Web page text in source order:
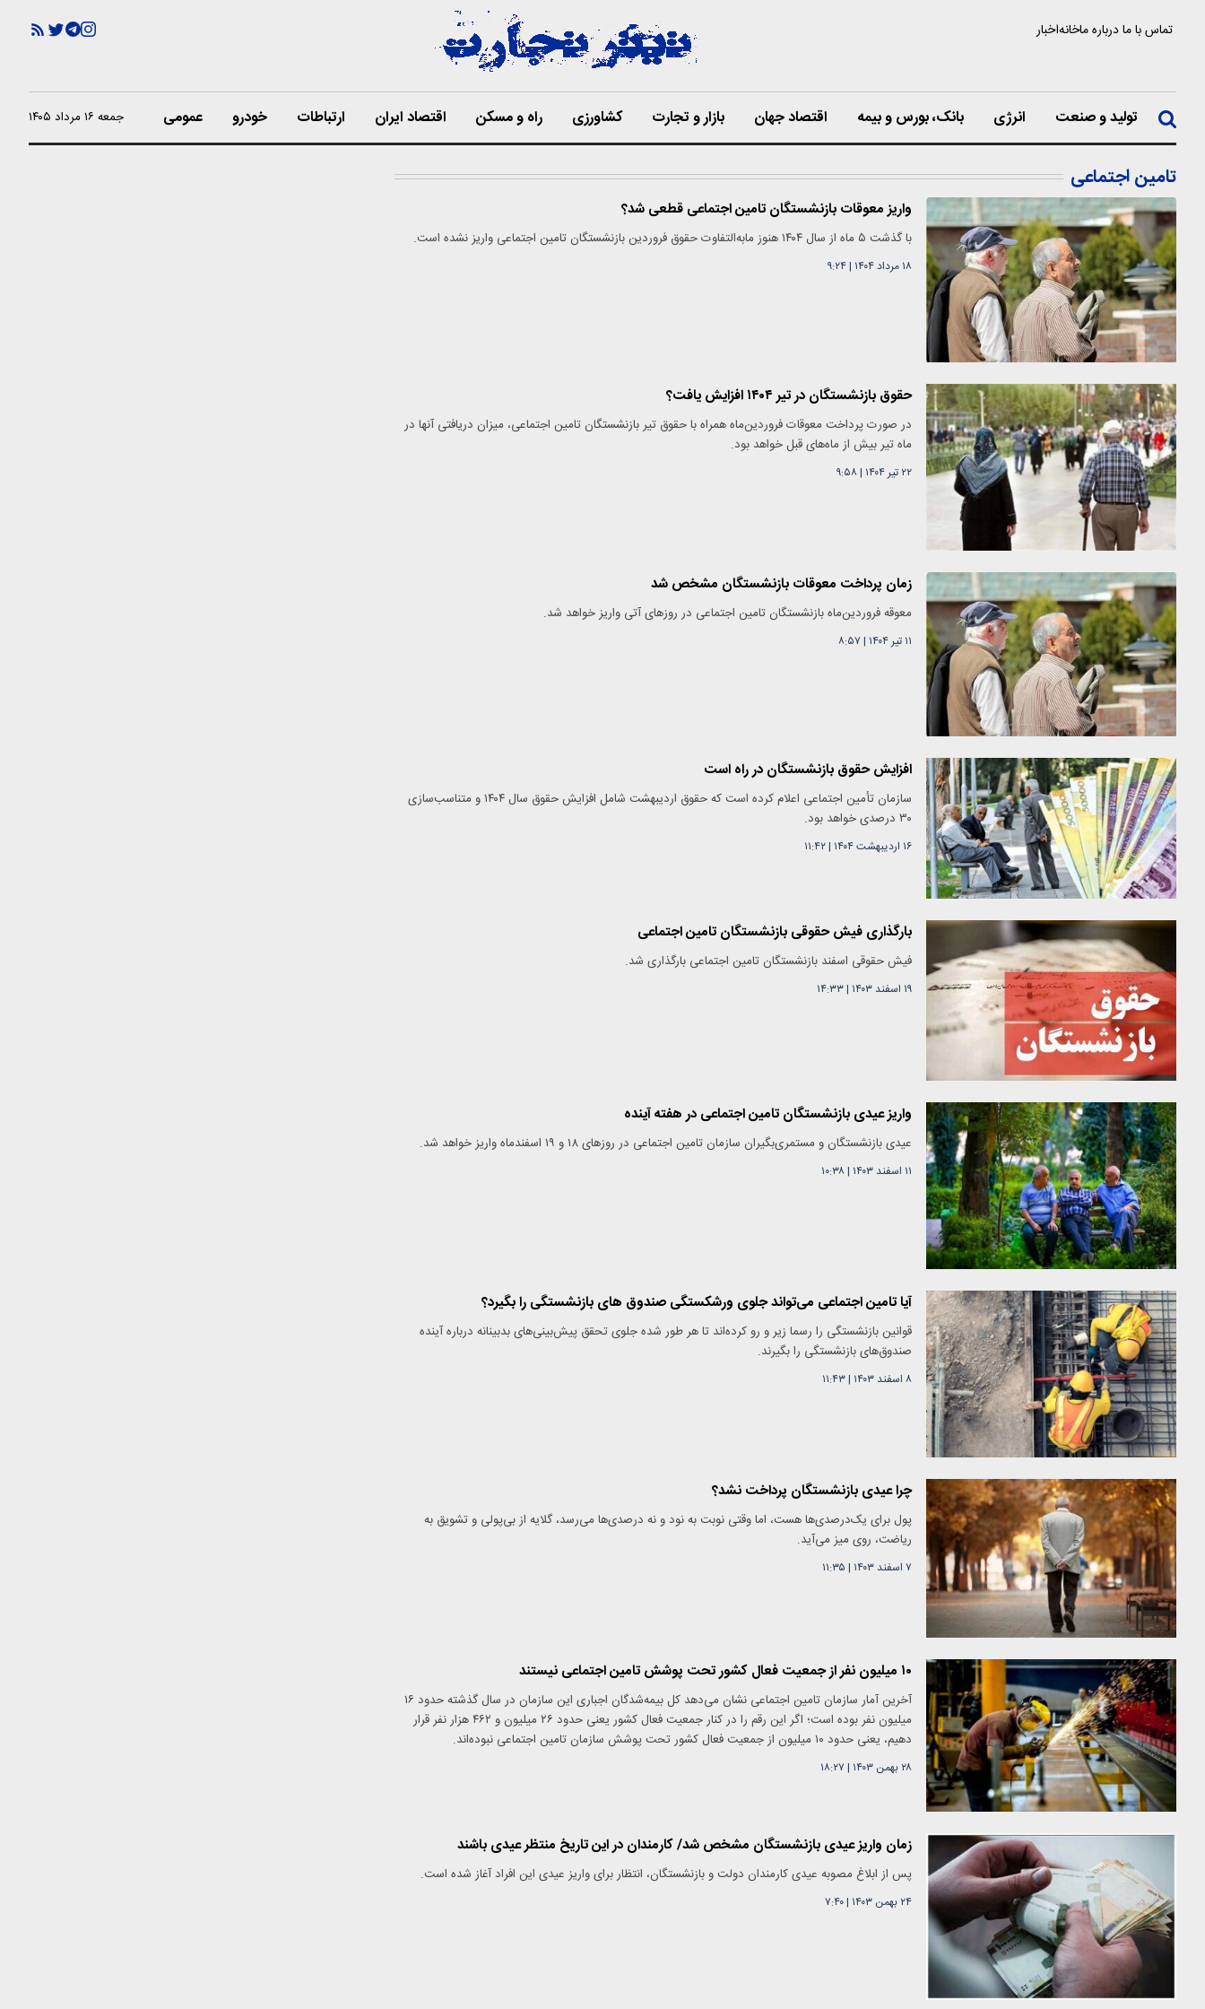
تماس با مادرباره ماخانهاخبار
تولید و صنعت انرژی بانک، بورس و بیمه اقتصاد جهان بازار و تجارت کشاورزی راه و مسکن اقتصاد ایران ارتباطات خودرو عمومی جمعه ۱۶ مرداد ۱۴۰۵
تامین اجتماعی
واریز معوقات بازنشستگان تامین اجتماعی قطعی شد؟
با گذشت ۵ ماه از سال ۱۴۰۴ هنوز مابه‌التفاوت حقوق فروردین بازنشستگان تامین اجتماعی واریز نشده است.
۱۸ مرداد ۱۴۰۴ |۹:۲۴
حقوق بازنشستگان در تیر ۱۴۰۴ افزایش یافت؟
در صورت پرداخت معوقات فروردین‌ماه همراه با حقوق تیر بازنشستگان تامین اجتماعی، میزان دریافتی آنها در
ماه تیر بیش از ماه‌های قبل خواهد بود.
۲۲ تیر ۱۴۰۴ |۹:۵۸
زمان پرداخت معوقات بازنشستگان مشخص شد
معوقه فروردین‌ماه بازنشستگان تامین اجتماعی در روزهای آتی واریز خواهد شد.
۱۱ تیر ۱۴۰۴ | ۸:۵۷
افزایش حقوق بازنشستگان در راه است
سازمان تأمین اجتماعی اعلام کرده است که حقوق اردیبهشت شامل افزایش حقوق سال ۱۴۰۴ و متناسب‌سازی
۳۰ درصدی خواهد بود.
۱۶ اردیبهشت ۱۴۰۴ |۱۱:۴۲
بارگذاری فیش حقوقی بازنشستگان تامین‌ اجتماعی
فیش حقوقی اسفند بازنشستگان تامین اجتماعی بارگذاری شد.
۱۹ اسفند ۱۴۰۳ |۱۴:۳۳
واریز عیدی بازنشستگان تامین اجتماعی در هفته آینده
عیدی بازنشستگان و مستمری‌بگیران سازمان تامین اجتماعی در روزهای ۱۸ و ۱۹ اسفندماه واریز خواهد شد.
۱۱ اسفند ۱۴۰۳ |۱۰:۳۸
آیا تامین اجتماعی می‌تواند جلوی ورشکستگی صندوق های بازنشستگی را بگیرد؟
قوانین بازنشستگی را رسما زیر و رو کرده‌اند تا هر طور شده جلوی تحقق پیش‌بینی‌های بدبینانه درباره آینده
صندوق‌های بازنشستگی را بگیرند.
۸ اسفند ۱۴۰۳ |۱۱:۴۳
چرا عیدی بازنشستگان پرداخت نشد؟
پول برای یک‌درصدی‌ها هست، اما وقتی نوبت به نود و نه درصدی‌ها می‌رسد، گلایه از بی‌پولی و تشویق به
ریاضت، روی میز می‌آید.
۷ اسفند ۱۴۰۳ | ۱۱:۳۵
۱۰ میلیون نفر از جمعیت فعال کشور تحت پوشش تامین اجتماعی نیستند
آخرین آمار سازمان تامین اجتماعی نشان می‌دهد کل بیمه‌شدگان اجباری این سازمان در سال گذشته حدود ۱۶
میلیون نفر بوده است؛ اگر این رقم را در کنار جمعیت فعال کشور یعنی حدود ۲۶ میلیون و ۴۶۲ هزار نفر قرار
دهیم، یعنی حدود ۱۰ میلیون از جمعیت فعال کشور تحت پوشش سازمان تامین اجتماعی نبوده‌اند.
۲۸ بهمن ۱۴۰۳ | ۱۸:۲۷
زمان واریز عیدی بازنشستگان مشخص شد/ کارمندان در این تاریخ منتظر عیدی باشند
پس از ابلاغ مصوبه عیدی کارمندان دولت و بازنشستگان، انتظار برای واریز عیدی این افراد آغاز شده است.
۲۴ بهمن ۱۴۰۳ |۷:۴۰